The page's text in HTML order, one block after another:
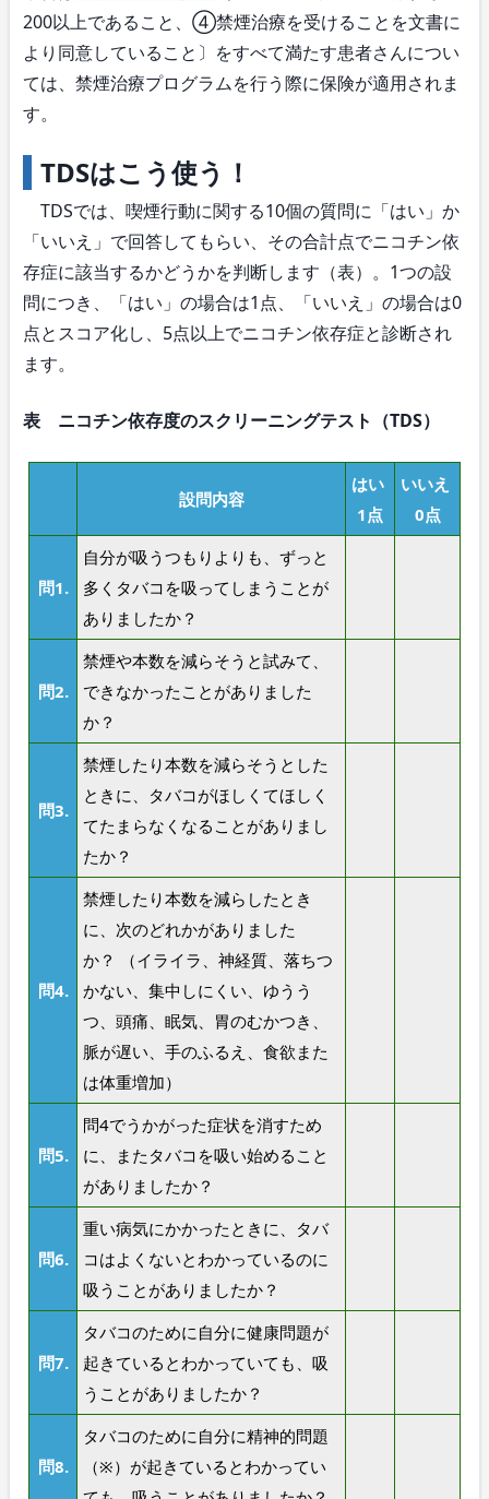
200以上であること、④禁煙治療を受けることを文書に
より同意していること〕をすべて満たす患者さんについ
ては、禁煙治療プログラムを行う際に保険が適用されま
す。
TDSはこう使う！
TDSでは、喫煙行動に関する10個の質問に「はい」か
「いいえ」で回答してもらい、その合計点でニコチン依
存症に該当するかどうかを判断します（表）。1つの設
問につき、「はい」の場合は1点、「いいえ」の場合は0
点とスコア化し、5点以上でニコチン依存症と診断され
ます。
表 ニコチン依存度のスクリーニングテスト（TDS）
設問内容
はい
1点
いいえ
0点
問1.
自分が吸うつもりよりも、ずっと
多くタバコを吸ってしまうことが
ありましたか？
問2.
禁煙や本数を減らそうと試みて、
できなかったことがありました
か？
問3.
禁煙したり本数を減らそうとした
ときに、タバコがほしくてほしく
てたまらなくなることがありまし
たか？
問4.
禁煙したり本数を減らしたとき
に、次のどれかがありました
か？ （イライラ、神経質、落ちつ
かない、集中しにくい、ゆうう
つ、頭痛、眠気、胃のむかつき、
脈が遅い、手のふるえ、食欲また
は体重増加）
問5.
問4でうかがった症状を消すため
に、またタバコを吸い始めること
がありましたか？
問6.
重い病気にかかったときに、タバ
コはよくないとわかっているのに
吸うことがありましたか？
問7.
タバコのために自分に健康問題が
起きているとわかっていても、吸
うことがありましたか？
問8.
タバコのために自分に精神的問題
（※）が起きているとわかってい